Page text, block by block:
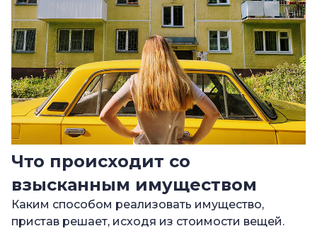
Что происходит со
взысканным имуществом
Каким способом реализовать имущество,
пристав решает, исходя из стоимости вещей.